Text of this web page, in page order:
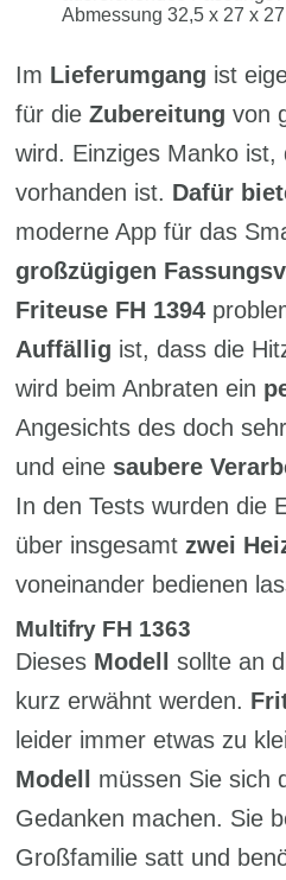
Abmessung 32,5 x 27 x
Im Lieferumgang ist
für die Zubereitung von
wird. Einziges Manko ist,
vorhanden ist. Dafür
moderne App für das
großzügigen
Friteuse FH 1394
Auffällig ist, dass die
wird beim Anbraten ein
Angesichts des doch
und eine saubere
In den Tests wurden die
über insgesamt zwei
voneinander bedienen
Multifry FH 1363
Dieses Modell
sollte an
kurz erwähnt werden.
leider immer etwas zu
Modell
müssen Sie sich
Gedanken machen. Sie
Großfamilie satt und